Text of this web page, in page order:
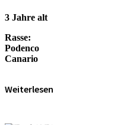
3 Jahre alt
Rasse:
Podenco
Canario
Weiterlesen